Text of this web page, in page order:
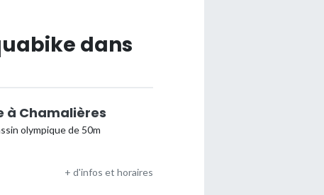
dans
à Chamalières
olympique de 50m
+ d'infos et horaires